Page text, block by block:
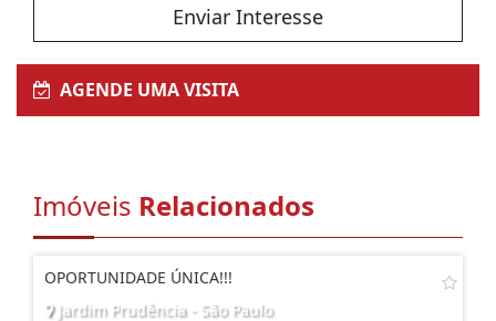
Enviar Interesse
AGENDE UMA VISITA
Imóveis Relacionados
OPORTUNIDADE ÚNICA!!!
Jardim Prudência - São Paulo